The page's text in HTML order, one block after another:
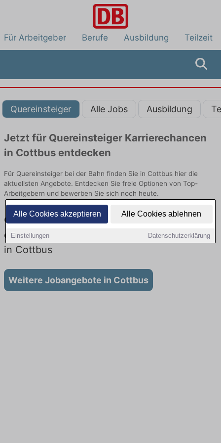
Alle Cookies akzeptieren Alle Cookies ablehnen
Einstellungen Datenschutzerklärung
Für Arbeitgeber Berufe Ausbildung Teilzeit
Quereinsteiger Alle Jobs Ausbildung
Jetzt für Quereinsteiger Karrierechancen
in Cottbus entdecken
Für Quereinsteiger bei der Bahn finden Sie in Cottbus hier die
aktuellsten Angebote. Entdecken Sie freie Optionen von Top-
Arbeitgebern und bewerben Sie sich noch heute.
Quereinsteiger Jobs in Cottbus: Aktuell gibt
es keine Stellenangebote für Quereinsteiger
in Cottbus
Weitere Jobangebote in Cottbus